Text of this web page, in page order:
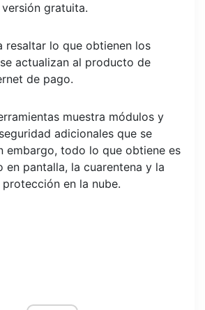
gratuita.
resaltar lo que obtienen los
actualizan al producto de
de pago.
muestra módulos y
adicionales que se
embargo, todo lo que obtiene es
en pantalla, la cuarentena y la
en la nube.